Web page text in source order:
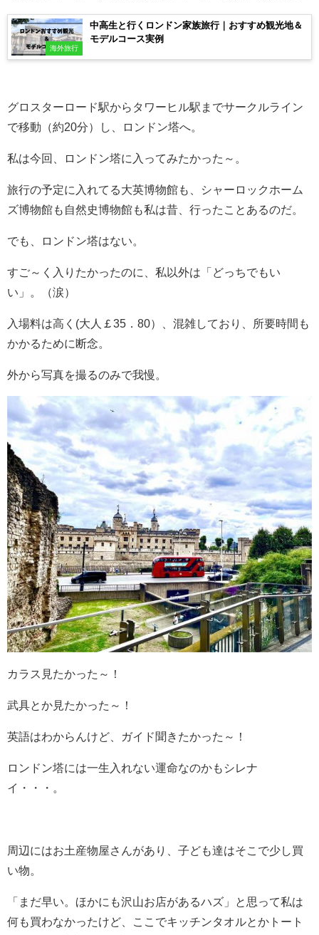
海外旅行
中高生と行くロンドン家族旅行｜おすすめ観光地＆
モデルコース実例
グロスターロード駅からタワーヒル駅までサークルライン
で移動（約20分）し、ロンドン塔へ。
私は今回、ロンドン塔に入ってみたかった～。
旅行の予定に入れてる大英博物館も、シャーロックホーム
ズ博物館も自然史博物館も私は昔、行ったことあるのだ。
でも、ロンドン塔はない。
すご～く入りたかったのに、私以外は「どっちでもい
い」。（涙）
入場料は高く(大人￡35．80）、混雑しており、所要時間も
かかるために断念。
外から写真を撮るのみで我慢。
カラス見たかった～！
武具とか見たかった～！
英語はわからんけど、ガイド聞きたかった～！
ロンドン塔には一生入れない運命なのかもシレナ
イ・・・。
周辺にはお土産物屋さんがあり、子ども達はそこで少し買
い物。
「まだ早い。ほかにも沢山お店があるハズ」と思って私は
何も買わなかったけど、ここでキッチンタオルとかトート